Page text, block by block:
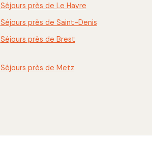
Séjours près de Le Havre
Séjours près de Saint-Denis
Séjours près de Brest
Séjours près de Metz